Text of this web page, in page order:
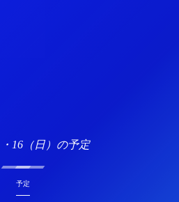
16（日）の予定
予定